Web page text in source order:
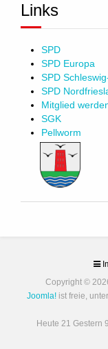
Links
SPD
SPD Europa
SPD
SPD
Mitglied
SGK
Pellworm
Copyright ©
Joomla! ist freie,
Heute 21 Gestern